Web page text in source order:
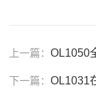
上一篇：OL1050
下一篇：OL1031